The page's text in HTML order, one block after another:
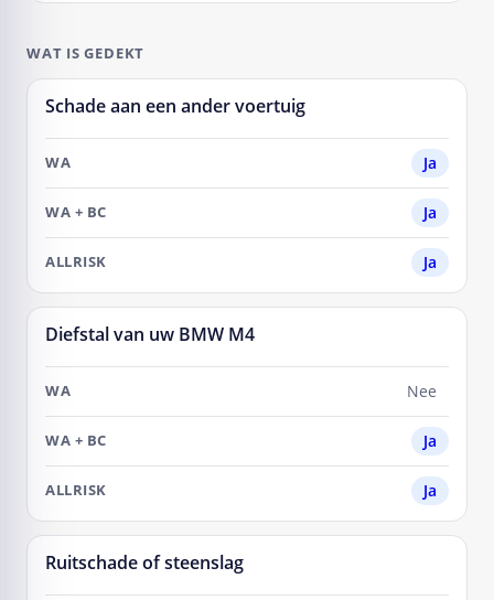
WAT IS GEDEKT
SITUATIE
WA
WA
ALLRISK
Schade aan een ander voertuig
Ja
Ja
Ja
Diefstal van uw BMW M4
Nee
Ja
Ja
Ruitschade of steenslag